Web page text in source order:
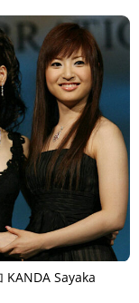
KANDA Sayaka